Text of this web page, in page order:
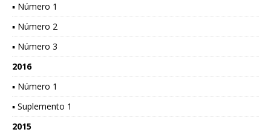
▪ Número 1
▪ Número 2
▪ Número 3
2016
▪ Número 1
▪ Suplemento 1
2015